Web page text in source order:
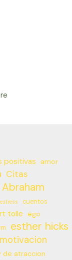
positivas
amor
Citas
cuentos
tolle ego
esther hicks
de atraccion